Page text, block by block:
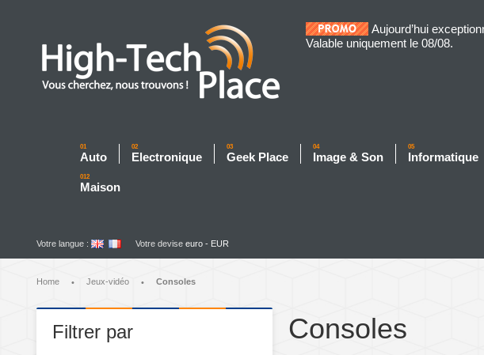
Aujourd’hui
Valable uniquement le 08/08.
01
Auto
02
Electronique
03
Geek Place
04
Image & Son
05
Informatique
012
Maison
Votre langue : Votre devise euro - EUR
Home • Jeux-vidéo • Consoles
Consoles
Filtrer par